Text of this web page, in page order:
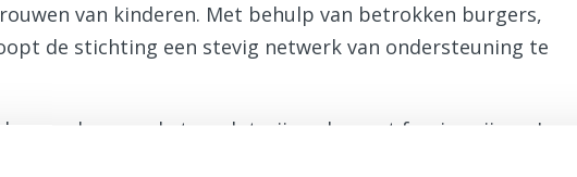
van kinderen. Met behulp van betrokken burgers,
de stichting een stevig netwerk van ondersteuning te
avond waren de twee loterijrondes met fraaie prijzen. In
waarmee de financiële opbrengst van het feest